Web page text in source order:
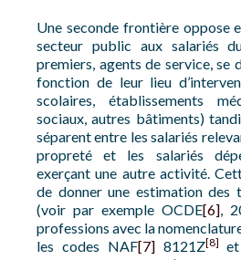
Une seconde frontière oppose
secteur public aux salariés
premiers, agents de service, se
fonction de leur lieu
scolaires, établissements
sociaux, autres bâtiments)
séparent entre les salariés
propreté et les salariés
exerçant une autre activité.
de donner une estimation des
(voir par exemple OCDE[6],
professions avec la
les codes NAF[7]8121Z[8]